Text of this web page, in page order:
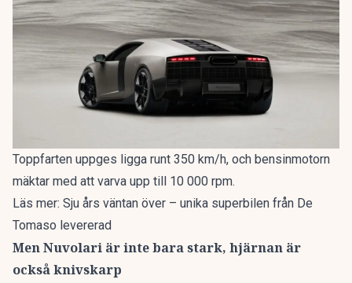
Toppfarten uppges ligga runt 350 km/h, och bensinmotorn
mäktar med att varva upp till 10 000 rpm.
Läs mer: Sju års väntan över – unika superbilen från De
Tomaso levererad
Men Nuvolari är inte bara stark, hjärnan är
också knivskarp